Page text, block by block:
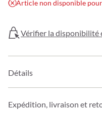
Article non disponible
Vérifier la disponibilité
Détails
Expédition, livraison et